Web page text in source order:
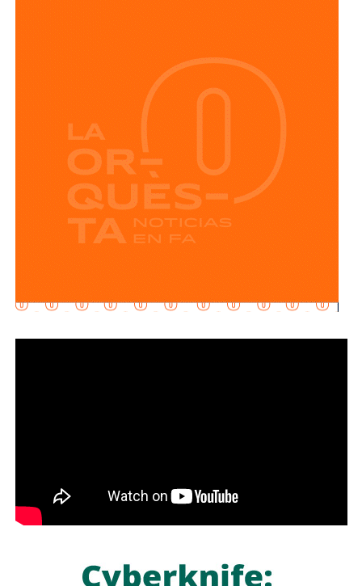
La activista aseguró que el
Ayuntamiento de San Luis
no cumplió con la creación del
Sistema Municipal
de Cuidados, a pesar de que el acuerdo fue aprobado por
unanimidad por el
Cabildo
. Explicó que el colectivo
promovió un amparo paraexigir el cumplimiento
compromiso.
“Le exigimos alAyuntamiento de San Luis Potosí
cumpla con elSistema Municipal de Cuidados
de cuidados no beneficia únicamente a su organización,